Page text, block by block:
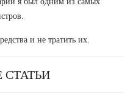
и не тратить их.